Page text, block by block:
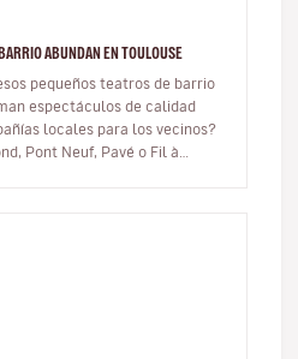
ABUNDAN EN TOULOUSE
pequeños teatros de barrio
espectáculos de calidad
locales para los vecinos?
Pont Neuf, Pavé o Fil à